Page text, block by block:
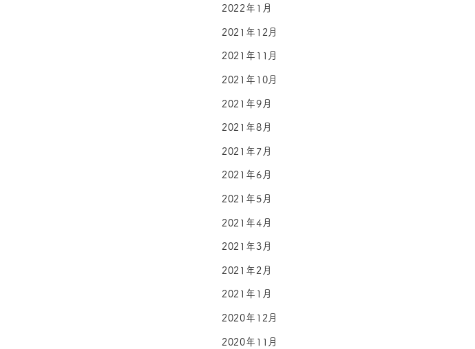
2022年1月
2021年12月
2021年11月
2021年10月
2021年9月
2021年8月
2021年7月
2021年6月
2021年5月
2021年4月
2021年3月
2021年2月
2021年1月
2020年12月
2020年11月